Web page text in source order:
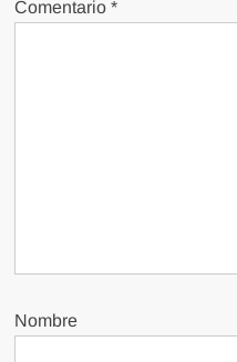
Comentario*
Nombre